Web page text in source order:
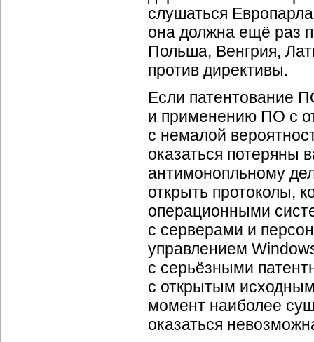
слушаться
она должна ещё раз
Польша, Венгрия,
против директивы.
Если патентование
и применению ПО с
с немалой
оказаться потеряны
антимонопльному
открыть протоколы,
операционными
с серверами и
управлением
с серьёзными
с открытым
момент наиболее
оказаться